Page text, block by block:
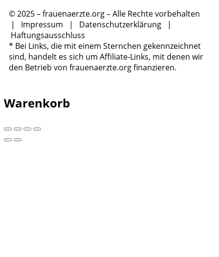
© 2025 – frauenaerzte.org – Alle Rechte vorbehalten
| Impressum | Datenschutzerklärung |
Haftungsausschluss
* Bei Links, die mit einem Sternchen gekennzeichnet
sind, handelt es sich um Affiliate-Links, mit denen wir
den Betrieb von frauenaerzte.org finanzieren.
Warenkorb